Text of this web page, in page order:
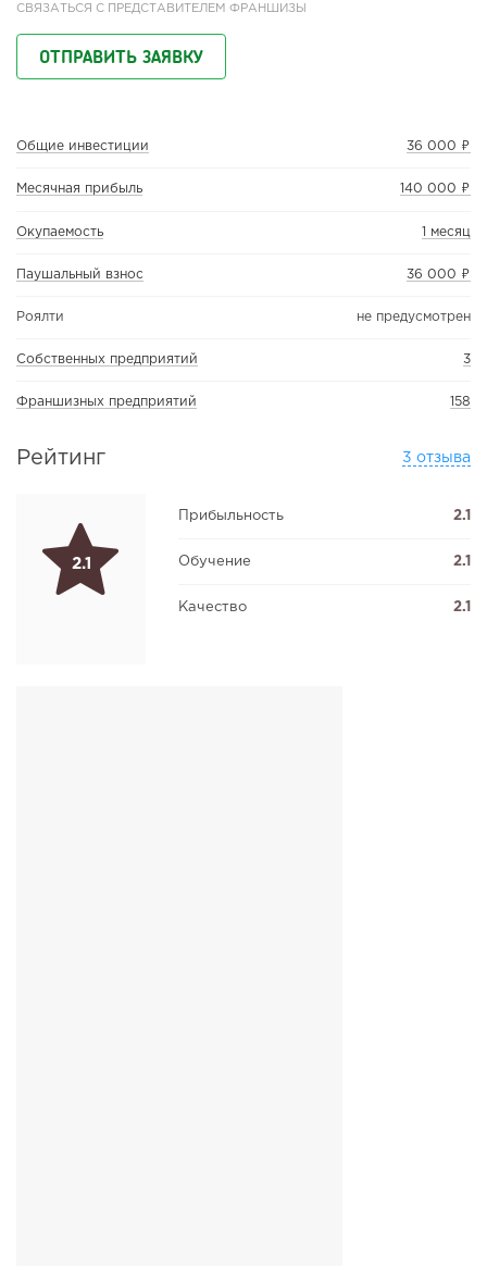
СВЯЗАТЬСЯ С ПРЕДСТАВИТЕЛЕМ ФРАНШИЗЫ
ОТПРАВИТЬ ЗАЯВКУ
Общие инвестиции 36 000 ₽
Месячная прибыль 140 000 ₽
Окупаемость 1 месяц
Паушальный взнос 36 000 ₽
Роялти не предусмотрен
Собственных предприятий 3
Франшизных предприятий 158
Рейтинг 3 отзыва
2.1
Прибыльность 2.1
Обучение 2.1
Качество 2.1